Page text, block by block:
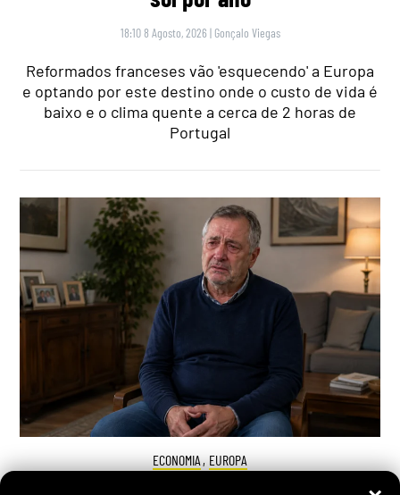
18:10 8 Agosto, 2026 | Gonçalo Viegas
Reformados franceses vão 'esquecendo' a Europa
e optando por este destino onde o custo de vida é
baixo e o clima quente a cerca de 2 horas de
Portugal
ECONOMIA,EUROPA